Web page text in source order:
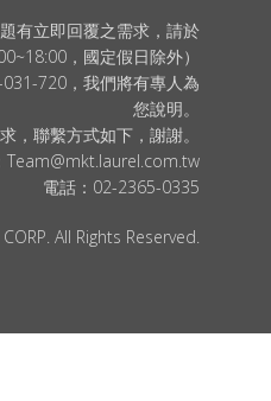
有立即回覆之需求，請於
，國定假日除外）
720，我們將有專人為
您說明。
，聯繫方式如下，謝謝。
Team@mkt.laurel.com.tw
電話： 02-2365-0335
All Rights Reserved.